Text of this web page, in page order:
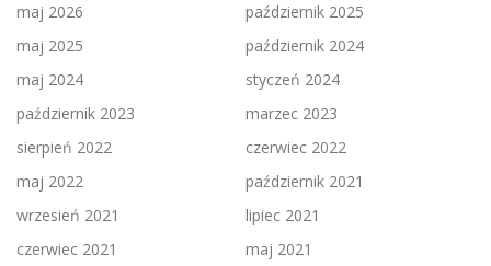
maj 2026
październik 2025
maj 2025
październik 2024
maj 2024
styczeń 2024
październik 2023
marzec 2023
sierpień 2022
czerwiec 2022
maj 2022
październik 2021
wrzesień 2021
lipiec 2021
czerwiec 2021
maj 2021